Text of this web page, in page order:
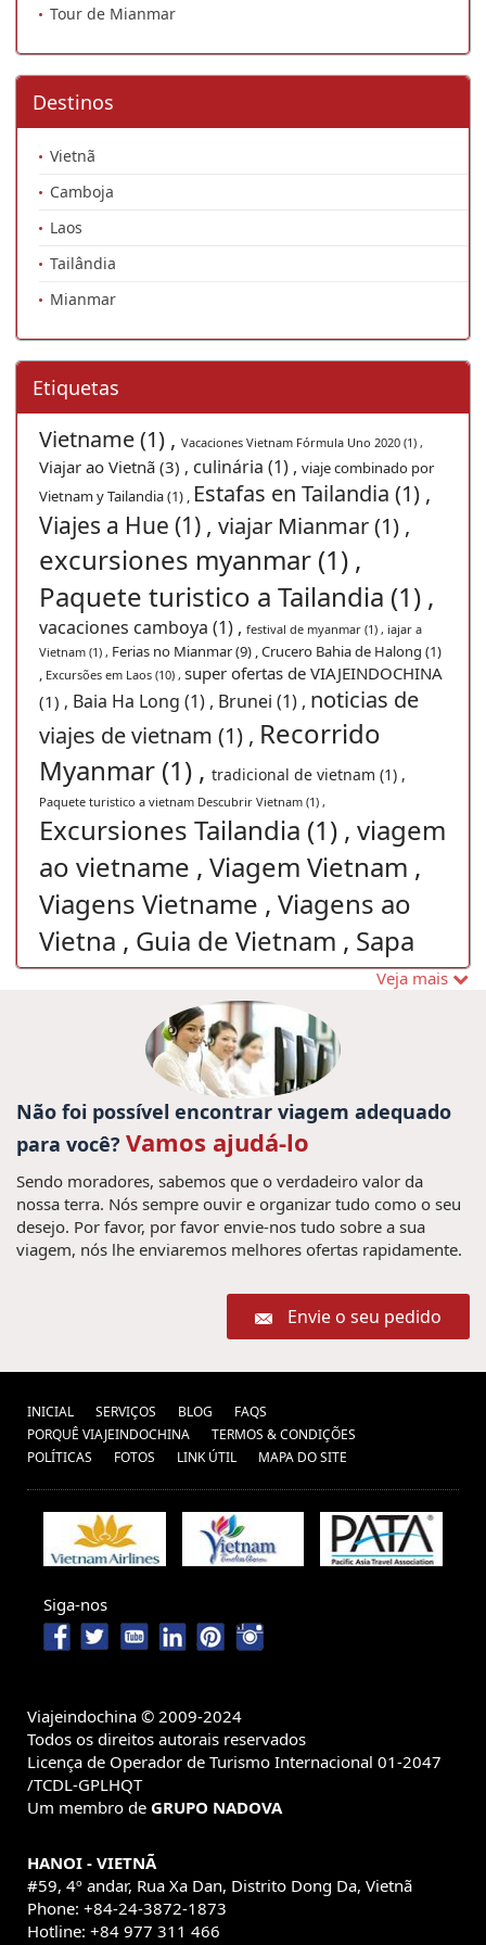
Tour de Mianmar
Destinos
Vietnã
Camboja
Laos
Tailândia
Mianmar
Etiquetas
Vietname (1) , Vacaciones Vietnam Fórmula Uno 2020 (1) ,
Viajar ao Vietnã (3) , culinária (1) , viaje combinado por
Vietnam y Tailandia (1) , Estafas en Tailandia (1) ,
Viajes a Hue (1) , viajar Mianmar (1) ,
excursiones myanmar (1) ,
Paquete turistico a Tailandia (1) ,
vacaciones camboya (1) , festival de myanmar (1) , iajar a
Vietnam (1) , Ferias no Mianmar (9) ,Crucero Bahia de Halong (1)
, Excursões em Laos (10) , super ofertas de VIAJEINDOCHINA
(1) , Baia Ha Long (1) , Brunei (1) , noticias de
viajes de vietnam (1) , Recorrido
Myanmar (1) , tradicional de vietnam (1) ,
Paquete turistico a vietnam Descubrir Vietnam (1) ,
Excursiones Tailandia (1) , viagem
ao vietname , Viagem Vietnam ,
Viagens Vietname , Viagens ao
Vietna , Guia de Vietnam , Sapa
Vietnam , ferias vietname , Ferias
no Vietname (1) ,U Bein Puente (1) ,
visado a Vietnam (1) ,Pacote de
viagem para Myanmar (2) ,Viagens para
Laos (7) ,Guía de viajes Camboya (1) ,Laos
Tours (1) ,vietnam customized holidays (1) ,
Transportes (1) ,Praias do vietname (1) ,Tour
familiar de Vietnam (1) ,Viajes a
Indochina (1) ,Bagan (1) ,Hanói Grande
Vscaciones Vietnam Camboya Laos (1)
turismo en camboya
consejos para viajar a
Vietnam (1) ,viajes vietnam en grupo
(1) ,guia de viaje camboja (1) ,Férias no
Vietnam (2) ,Turismo no Vietnã (41) ,
vacaciones myanamar (1) , vietnam family
tours (1) ,Cidade de Ho Chi Minh (1) ,
em família no Camboja (1) ,
Angkor (1) ,Excursões no Vietnã (5) ,
em família Camboja, Excurcoes
Camboja, (1) ,Turismo Tailandia (1) ,
baratos Camboya (1) ,Pacotes de
viagens Laos (6) ,Viagens
Vietname (1) ,
,Pacote de viagem ao Laos (2) ,Vangvieng
Laos (1) ,visados de Vietnam (1) ,
Veja mais
Não foi possível encontrar viagem adequado
para você? Vamos ajudá-lo
Sendo moradores, sabemos que o verdadeiro valor da
nossa terra. Nós sempre ouvir e organizar tudo como o seu
desejo. Por favor, por favor envie-nos tudo sobre a sua
viagem, nós lhe enviaremos melhores ofertas rapidamente.
Envie o seu pedido
INICIAL SERVIÇOS BLOG
FAQS
PORQUÊ VIAJEINDOCHINA
TERMOS & CONDIÇÕES
POLÍTICAS
FOTOS LINK ÚTIL MAPA DO SITE
Siga-nos
Viajeindochina © 2009-2024
Todos os direitos autorais reservados
Licença de Operador de Turismo Internacional 01-2047
/TCDL-GPLHQT
Um membro de GRUPO NADOVA
HANOI - VIETNÃ
#59, 4º andar, Rua Xa Dan, Distrito Dong Da, Vietnã
Phone: +84-24-3872-1873
Hotline: +84 977 311 466